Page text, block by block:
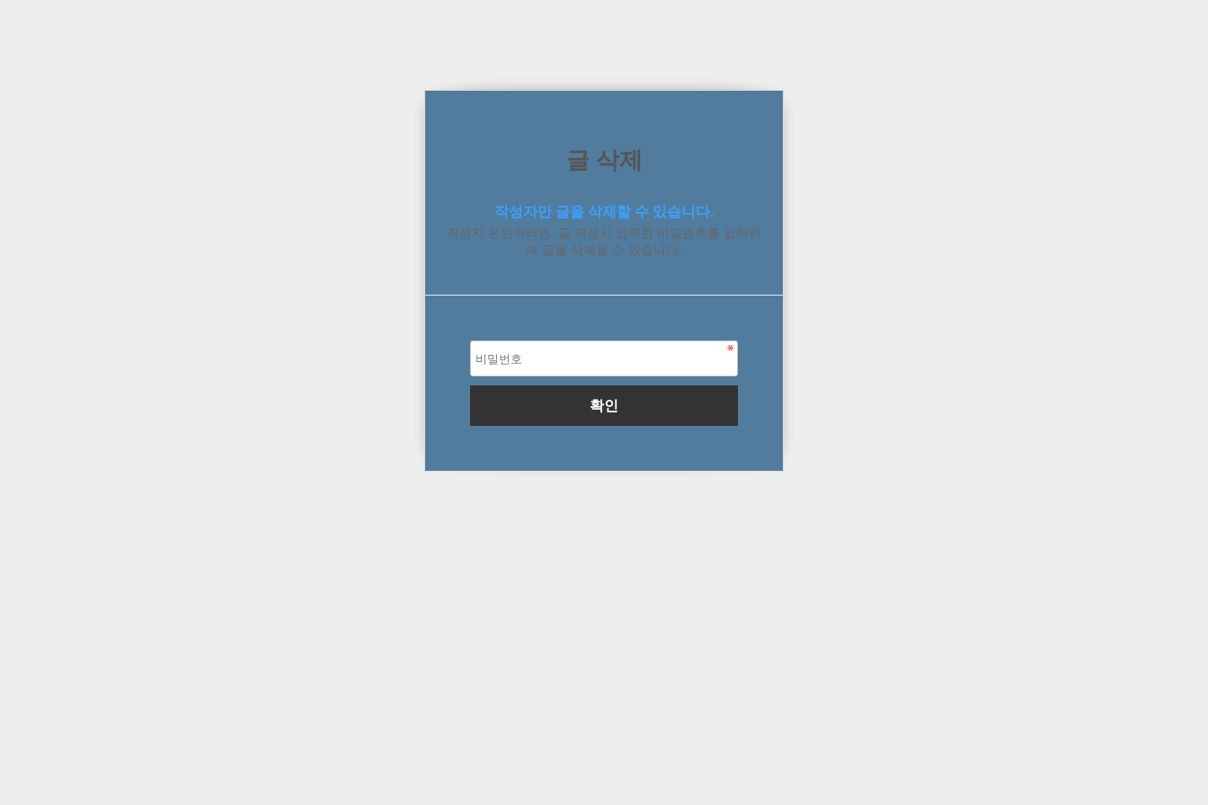
글 삭제
작성자만 글을 삭제할 수 있습니다.
작성자 본인이라면, 글 작성시 입력한 비밀번호를 입력하
여 글을 삭제할 수 있습니다.